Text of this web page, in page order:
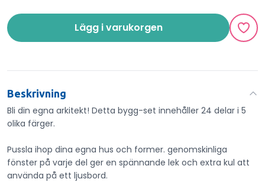
Lägg i varukorgen
Beskrivning
Bli din egna arkitekt! Detta bygg-set innehåller 24 delar i 5
olika färger.
Pussla ihop dina egna hus och former. genomskinliga
fönster på varje del ger en spännande lek och extra kul att
använda på ett ljusbord.